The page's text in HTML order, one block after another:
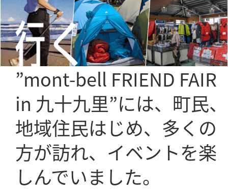
”mont-bell FRIEND FAIR
in 九十九里”には、町民、
地域住民はじめ、多くの
方が訪れ、イベントを楽
しんでいました。